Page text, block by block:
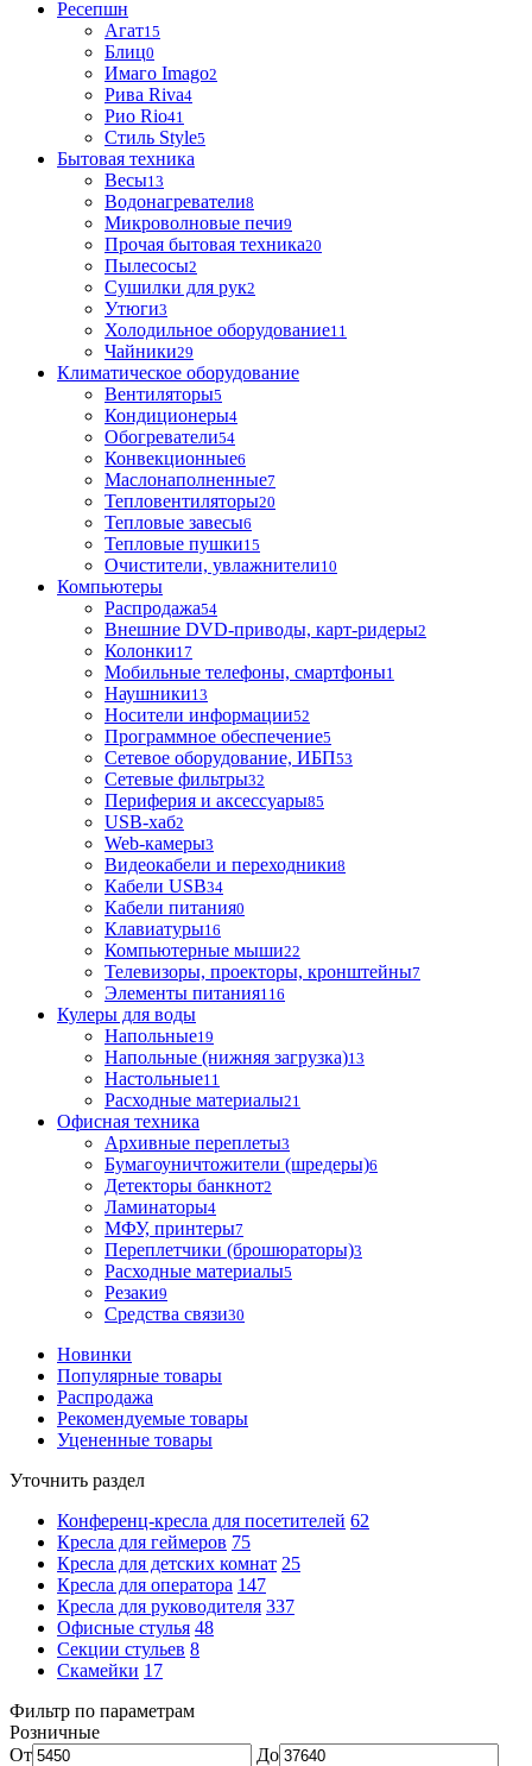
Ресепшн
Агат15
Блиц0
Имаго Imago2
Рива Riva4
Рио Rio41
Стиль Style5
Бытовая техника
Весы13
Водонагреватели8
Микроволновые печи9
Прочая бытовая техника20
Пылесосы2
Сушилки для рук2
Утюги3
Холодильное оборудование11
Чайники29
Климатическое оборудование
Вентиляторы5
Кондиционеры4
Обогреватели54
Конвекционные6
Маслонаполненные7
Тепловентиляторы20
Тепловые завесы6
Тепловые пушки15
Очистители, увлажнители10
Компьютеры
Распродажа54
Внешние DVD-приводы, карт-ридеры2
Колонки17
Мобильные телефоны, смартфоны1
Наушники13
Носители информации52
Программное обеспечение5
Сетевое оборудование, ИБП53
Сетевые фильтры32
Периферия и аксессуары85
USB-хаб2
Web-камеры3
Видеокабели и переходники8
Кабели USB34
Кабели питания0
Клавиатуры16
Компьютерные мыши22
Телевизоры, проекторы, кронштейны7
Элементы питания116
Кулеры для воды
Напольные19
Напольные (нижняя загрузка)13
Настольные11
Расходные материалы21
Офисная техника
Архивные переплеты3
Бумагоуничтожители (шредеры)6
Детекторы банкнот2
Ламинаторы4
МФУ, принтеры7
Переплетчики (брошюраторы)3
Расходные материалы5
Резаки9
Средства связи30
Новинки
Популярные товары
Распродажа
Рекомендуемые товары
Уцененные товары
Уточнить раздел
Конференц-кресла для посетителей 62
Кресла для геймеров 75
Кресла для детских комнат 25
Кресла для оператора 147
Кресла для руководителя 337
Офисные стулья 48
Секции стульев 8
Скамейки 17
Фильтр по параметрам
Розничные
От
До